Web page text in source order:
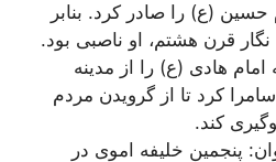
(ع) را صادر کرد. بنابر
نگار قرن هشتم، او ناصبی بود.
امام هادی (ع) را از مدینه
کرد تا از گرویدن مردم
کند.
پنجمین خلیفه اموی در